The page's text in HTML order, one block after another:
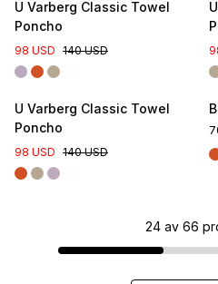
U Varberg Classic Towel
Poncho
98 USD 140 USD
U Varberg Classic Towel
Poncho
98 USD 140 USD
24 av 66